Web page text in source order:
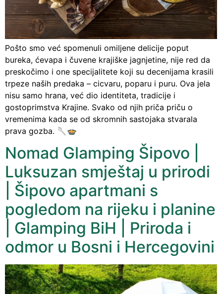
Pošto smo već spomenuli omiljene delicije poput
bureka, ćevapa i čuvene krajiške jagnjetine, nije red da
preskočimo i one specijalitete koji su decenijama krasili
trpeze naših predaka – cicvaru, poparu i puru. Ova jela
nisu samo hrana, već dio identiteta, tradicije i
gostoprimstva Krajine. Svako od njih priča priču o
vremenima kada se od skromnih sastojaka stvarala
prava gozba. 🥄🍲
Nomad Glamping Šipovo |
Luksuzan smještaj u prirodi
| Šipovo apartmani s
pogledom na rijeku i planine
| Glamping BiH | Priroda i
odmor u Bosni i Hercegovini